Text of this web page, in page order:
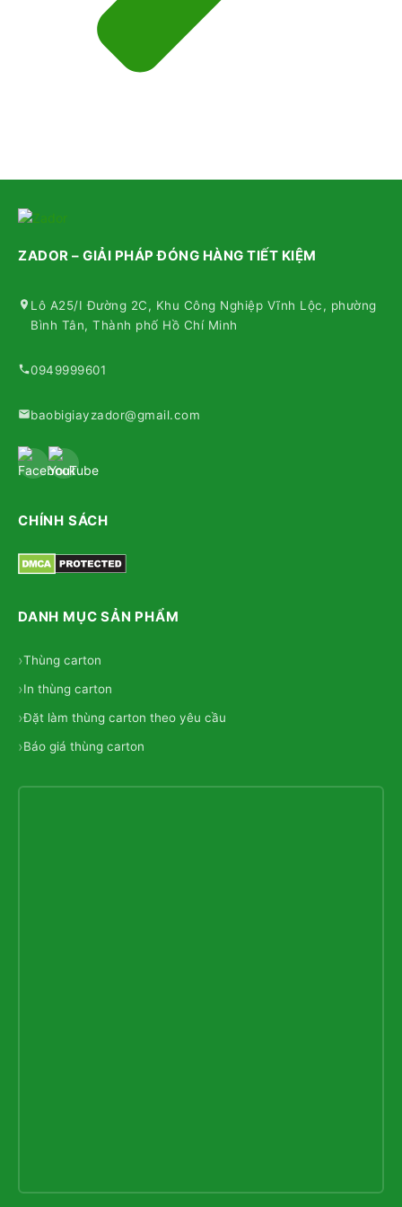
ZADOR – GIẢI PHÁP ĐÓNG HÀNG TIẾT KIỆM
Lô A25/I Đường 2C, Khu Công Nghiệp Vĩnh Lộc, phường
Bình Tân, Thành phố Hồ Chí Minh
0949999601
baobigiayzador@gmail.com
CHÍNH SÁCH
DANH MỤC SẢN PHẨM
Thùng carton
In thùng carton
Đặt làm thùng carton theo yêu cầu
Báo giá thùng carton